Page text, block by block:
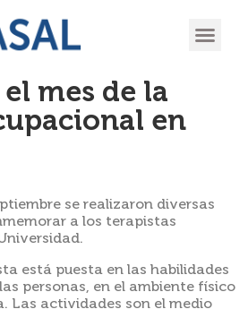
mes de la
en
se realizaron diversas
a los terapistas
está puesta en las habilidades
personas, en el ambiente físico
Las actividades son el medio